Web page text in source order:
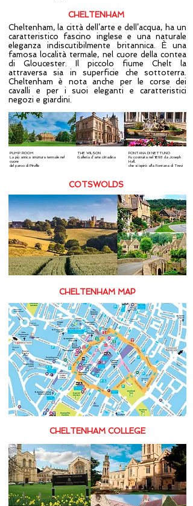
CHELTENHAM
Cheltenham, la città dell’arte e dell’acqua, ha un
caratteristico fascino inglese e una naturale
eleganza indiscutibilmente britannica. È una
famosa località termale, nel cuore della contea
di Gloucester. Il piccolo fiume Chelt la
attraversa sia in superficie che sottoterra.
Cheltenham è nota anche per le corse dei
cavalli e per i suoi eleganti e caratteristici
negozi e giardini.
PUMP ROOM
La più antica struttura termale nel
cuore
del parco di Pitville
THE WILSON
Galleria d’arte cittadina
FONTANA DI NETTUNO
Fu costruita nel 1893 da Joseph
Hall,
che si ispirò alla Fontana di Trevi
COTSWOLDS
CHELTENHAM MAP
CHELTENHAM COLLEGE